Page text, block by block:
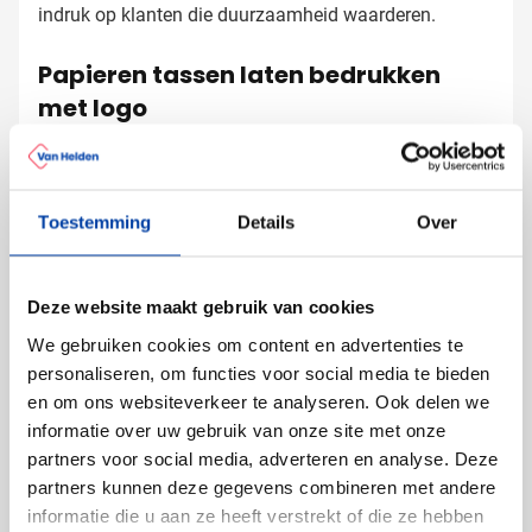
Toestemming Details Over
Deze website maakt gebruik van cookies
We gebruiken cookies om content en advertenties te
personaliseren, om functies voor social media te bieden
en om ons websiteverkeer te analyseren. Ook delen we
informatie over uw gebruik van onze site met onze
partners voor social media, adverteren en analyse. Deze
partners kunnen deze gegevens combineren met andere
informatie die u aan ze heeft verstrekt of die ze hebben
indruk op klanten die duurzaamheid waarderen.
Papieren tassen laten bedrukken
met logo
Bij Van Helden Relatiegeschenken bedrukken we je
kraftpapieren tassen precies zoals jij dat wilt:
Met een tekst of slogan die je boodschap uitdraagt
Met verschillende ontwerpopties voor maximale
Door jouw logo of boodschap op deze eco-vriendelijke
tassen te plaatsen, creëer je een duurzaam
visitekaartje dat keer op keer wordt gebruikt en gezien.
Gratis digitaal voorbeeld van je
bedrukte tas
Benieuwd hoe jouw logo eruitziet op deze